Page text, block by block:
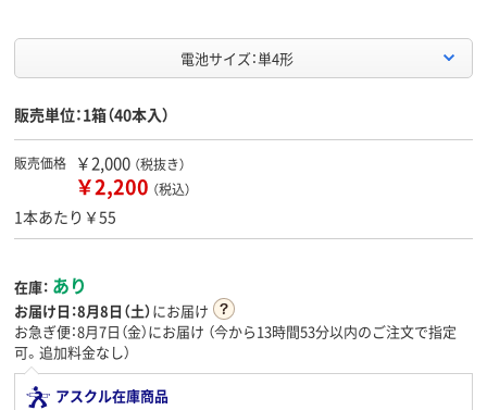
電池サイズ：単4形
販売単位：1箱（40本入）
販売価格 ￥2,000 （税抜き）
￥2,200 （税込）
1本あたり￥55
在庫： あり
お届け日：8月8日（土）にお届け
お急ぎ便：8月7日（金）にお届け （今から13時間53分以内のご注文で指定
可。追加料金なし）
アスクル在庫商品